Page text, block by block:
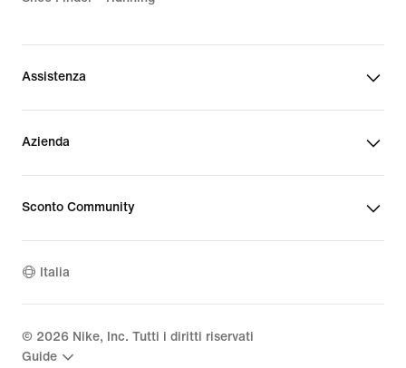
Assistenza
Azienda
Sconto Community
Italia
© 2026 Nike, Inc. Tutti i diritti riservati
Guide